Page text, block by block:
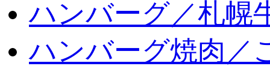
ハンバーグ／札幌
ハンバーグ焼肉／